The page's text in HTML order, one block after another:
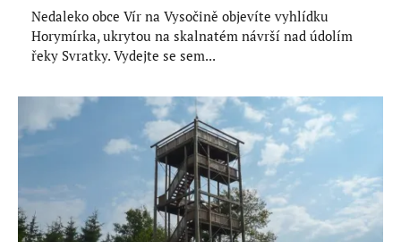
Nedaleko obce Vír na Vysočině objevíte vyhlídku
Horymírka, ukrytou na skalnatém návrší nad údolím
řeky Svratky. Vydejte se sem...